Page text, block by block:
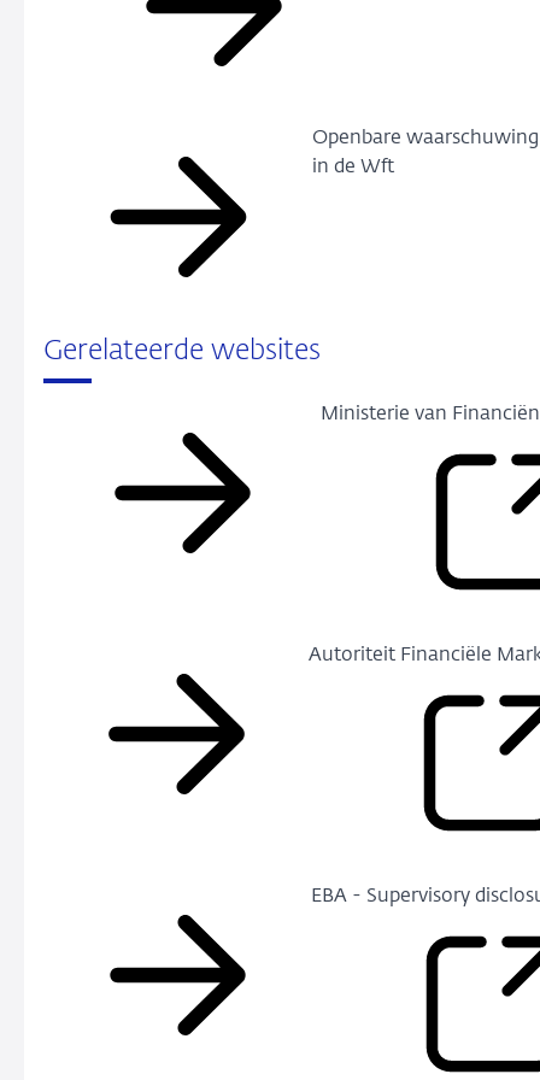
Openbare waarschuwing
in de Wft
Gerelateerde websites
Ministerie van Financiën
Autoriteit Financiële
EBA - Supervisory